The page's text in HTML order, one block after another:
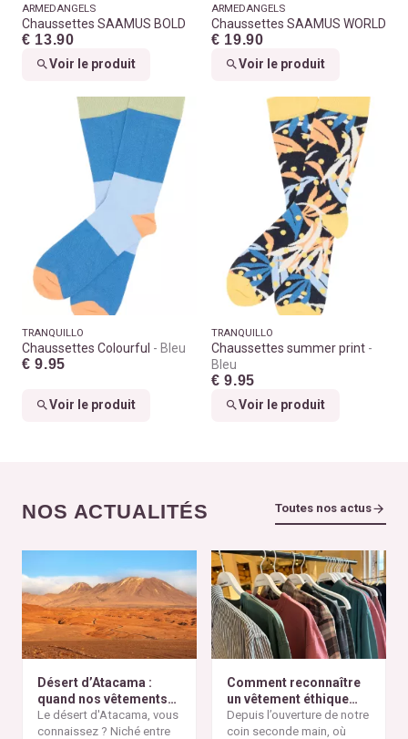
ARMEDANGELS
Chaussettes SAAMUS BOLD
€ 13.90
Voir le produit
ARMEDANGELS
Chaussettes SAAMUS WORLD
€ 19.90
Voir le produit
TRANQUILLO
Chaussettes Colourful Bleu
€ 9.95
Voir le produit
TRANQUILLO
Chaussettes summer print
Bleu
€ 9.95
Voir le produit
NOS ACTUALITÉS Toutes nos actus
Désert d’Atacama :
quand nos vêtements
finissent à l’autre bout
du monde
Le désert d'Atacama, vous
connaissez ? Niché entre
Comment reconnaître
un vêtement éthique
selon nos critères ?
Depuis l’ouverture de notre
coin seconde main, où